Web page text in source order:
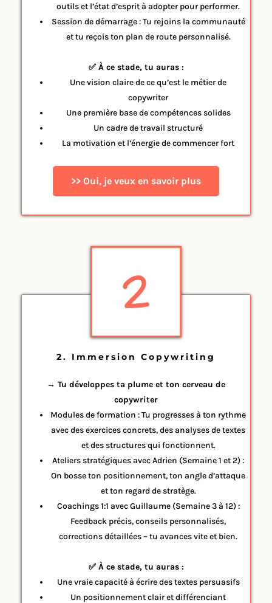
outils et l’état d’esprit à adopter pour performer.
Session de démarrage : Tu rejoins la communauté
et tu reçois ton plan de route personnalisé.
✅ À ce stade, tu auras :
Une vision claire de ce qu’est le métier de
copywriter
Une première base de compétences solides
Un cadre de travail structuré
La motivation et l’énergie de commencer fort
>> Oui, je veux en savoir plus
2. Immersion Copywriting
→ Tu développes ta plume et ton cerveau de
copywriter
Modules de formation : Tu progresses à ton rythme
avec des exercices concrets, des analyses de textes
et des structures qui fonctionnent.
Ateliers stratégiques avec Adrien (Semaine 1 et 2) :
On bosse ton positionnement, ton angle d’attaque
et ton regard de stratège.
Coachings 1:1 avec Guillaume (Semaine 3 à 12) :
Feedback précis, conseils personnalisés,
corrections détaillées – tu avances vite et bien.
✅ À ce stade, tu auras :
Une vraie capacité à écrire des textes persuasifs
Un positionnement clair et différenciant